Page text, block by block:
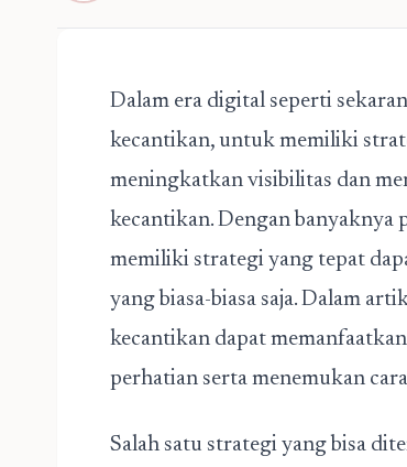
Dalam era digital seperti
kecantikan, untuk memiliki
meningkatkan visibilitas dan
kecantikan. Dengan banyaknya
memiliki strategi yang tepat
yang biasa-biasa saja. Dalam
kecantikan dapat
perhatian serta menemukan
Salah satu strategi yang bisa